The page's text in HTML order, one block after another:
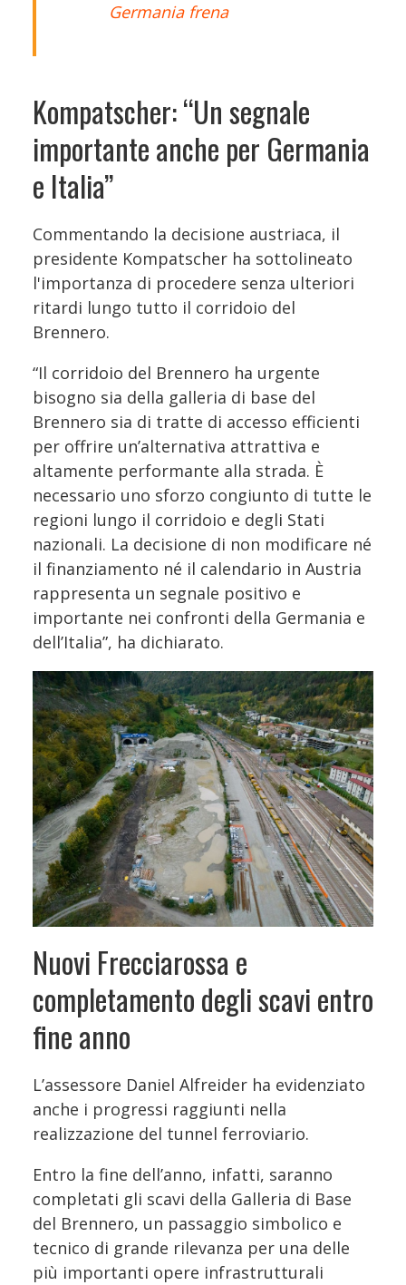
Germania frena
Kompatscher: “Un segnale
importante anche per Germania
e Italia”
Commentando la decisione austriaca, il
presidente Kompatscher ha sottolineato
l'importanza di procedere senza ulteriori
ritardi lungo tutto il corridoio del
Brennero.
“Il corridoio del Brennero ha urgente
bisogno sia della galleria di base del
Brennero sia di tratte di accesso efficienti
per offrire un’alternativa attrattiva e
altamente performante alla strada. È
necessario uno sforzo congiunto di tutte le
regioni lungo il corridoio e degli Stati
nazionali. La decisione di non modificare né
il finanziamento né il calendario in Austria
rappresenta un segnale positivo e
importante nei confronti della Germania e
dell’Italia”, ha dichiarato.
Nuovi Frecciarossa e
completamento degli scavi entro
fine anno
L’assessore Daniel Alfreider ha evidenziato
anche i progressi raggiunti nella
realizzazione del tunnel ferroviario.
Entro la fine dell’anno, infatti, saranno
completati gli scavi della Galleria di Base
del Brennero, un passaggio simbolico e
tecnico di grande rilevanza per una delle
più importanti opere infrastrutturali